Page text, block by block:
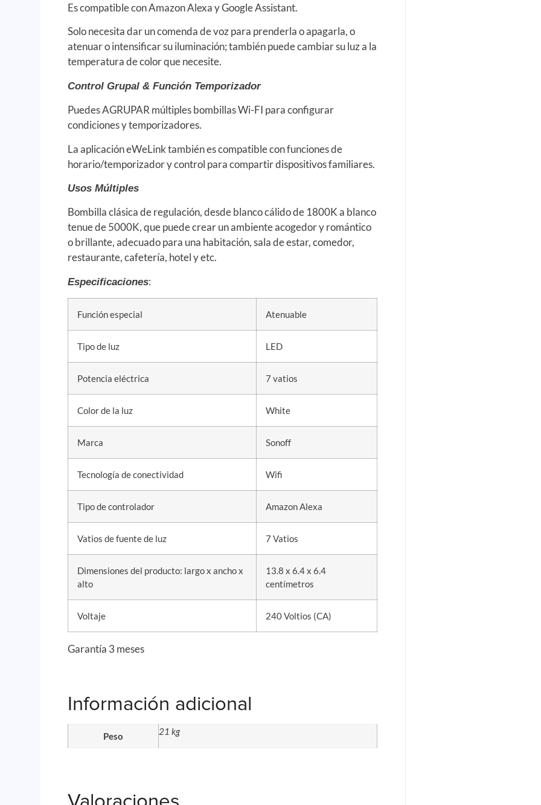
Es compatible con Amazon Alexa y Google Assistant.
Solo necesita dar un comenda de voz para prenderla o apagarla, o
atenuar o intensificar su iluminación; también puede cambiar su luz a la
temperatura de color que necesite.
Control Grupal & Función Temporizador
Puedes AGRUPAR múltiples bombillas Wi-FI para configurar
condiciones y temporizadores.
La aplicación eWeLink también es compatible con funciones de
horario/temporizador y control para compartir dispositivos familiares.
Usos Múltiples
Bombilla clásica de regulación, desde blanco cálido de 1800K a blanco
tenue de 5000K, que puede crear un ambiente acogedor y romántico
o brillante, adecuado para una habitación, sala de estar, comedor,
restaurante, cafetería, hotel y etc.
Especificaciones:
Función especial Atenuable
Tipo de luz LED
Potencia eléctrica 7 vatios
Color de la luz White
Marca Sonoff
Tecnología de conectividad Wifi
Tipo de controlador Amazon Alexa
Vatios de fuente de luz 7 Vatios
Dimensiones del producto: largo x ancho x
alto
13.8 x 6.4 x 6.4
centímetros
Voltaje 240 Voltios (CA)
Garantía 3 meses
Información adicional
Peso 21 kg